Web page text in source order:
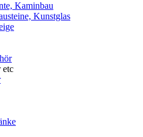
Kaminbau
Kunstglas
etc